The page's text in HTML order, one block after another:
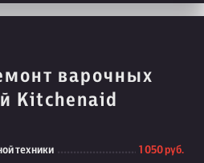
варочных
Kitchenaid
техники 1 050 руб.